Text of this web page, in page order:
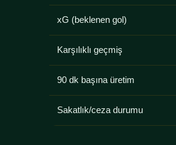
xG (beklenen gol)
Karşılıklı geçmiş
90 dk başına üretim
Sakatlık/ceza durumu